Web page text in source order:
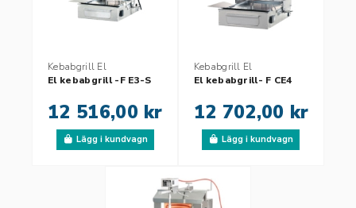
Kebabgrill El
El kebabgrill -F E3-S
12 516,00 kr
Lägg i kundvagn
Kebabgrill El
El kebabgrill- F CE4
12 702,00 kr
Lägg i kundvagn